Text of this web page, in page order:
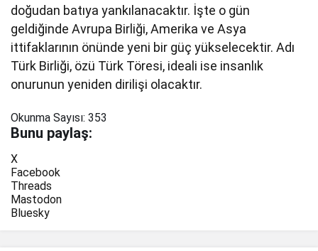
doğudan batıya yankılanacaktır. İşte o gün
geldiğinde Avrupa Birliği, Amerika ve Asya
ittifaklarının önünde yeni bir güç yükselecektir. Adı
Türk Birliği, özü Türk Töresi, ideali ise insanlık
onurunun yeniden dirilişi olacaktır.
Okunma Sayısı: 353
Bunu paylaş:
X
Facebook
Threads
Mastodon
Bluesky